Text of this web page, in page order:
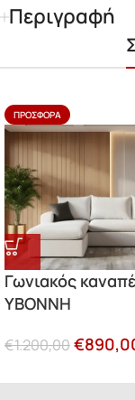
Περιγραφή
ΠΡΟΣΦΟΡΆ
Γωνιακός
ΥΒΟΝΝΗ
€1.200,00€